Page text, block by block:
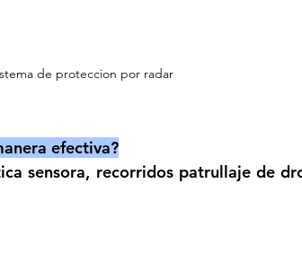
de proteccion por radar
efectiva?
sensora, recorridos patrullaje de